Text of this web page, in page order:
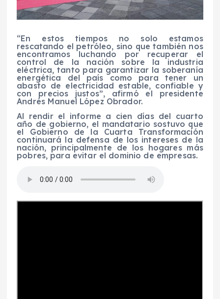
“En estos tiempos no solo estamos
rescatando el petróleo, sino que también nos
encontramos luchando por recuperar el
control de la nación sobre la industria
eléctrica, tanto para garantizar la soberanía
energética del país como para tener un
abasto de electricidad estable, confiable y
con precios justos”, afirmó el presidente
Andrés Manuel López Obrador.
Al rendir el informe a cien días del cuarto
año de gobierno, el mandatario sostuvo que
el Gobierno de la Cuarta Transformación
continuará la defensa de los intereses de la
nación, principalmente de los hogares más
pobres, para evitar el dominio de empresas.